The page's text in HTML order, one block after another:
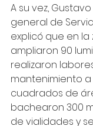
A su vez,
general de
explicó que en la
ampliaron 90
realizaron
mantenimiento a
cuadrados de
bachearon 300
de vialidades y